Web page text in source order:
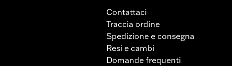
Contattaci
Traccia ordine
Spedizione e consegna
Resi e cambi
Domande frequenti